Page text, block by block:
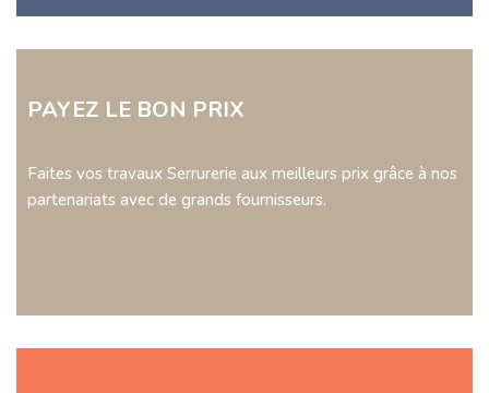
PAYEZ LE BON PRIX
Faites vos travaux Serrurerie aux meilleurs prix grâce à nos
partenariats avec de grands fournisseurs.